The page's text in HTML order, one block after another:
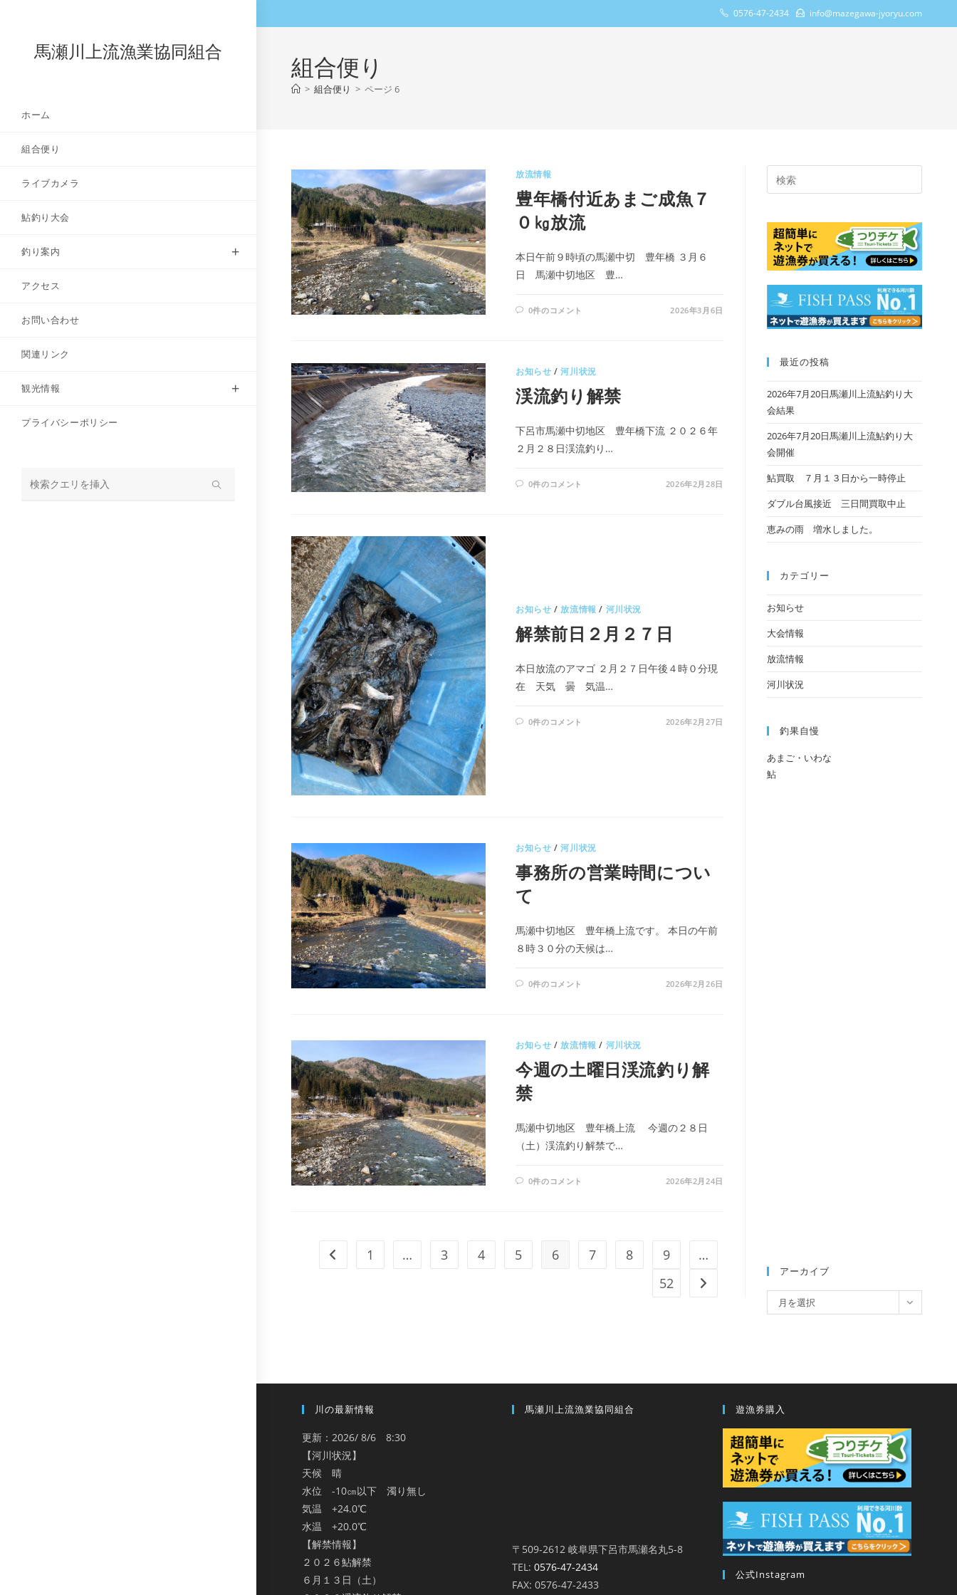
ン
0576-47-2434 info@mazegawa-jyoryu.com
馬瀬川上流漁業協同組合
ホーム
組合便り
ライブカメラ
鮎釣り大会
釣り案内
アクセス
お問い合わせ
関連リンク
観光情報
プライバシーポリシー
サ
組合便り
> 組合便り > ページ 6
放流情報
豊年橋付近あまご成魚７
０㎏放流
本日午前９時頃の馬瀬中切 豊年橋 ３月６
日 馬瀬中切地区 豊…
0件のコメント 2026年3月6日
お知らせ /河川状況
渓流釣り解禁
下呂市馬瀬中切地区 豊年橋下流 ２０２６年
２月２８日渓流釣り…
0件のコメント 2026年2月28日
お知らせ /放流情報 / 河川状況
解禁前日２月２７日
本日放流のアマゴ ２月２７日午後４時０分現
在 天気 曇 気温…
0件のコメント 2026年2月27日
お知らせ /河川状況
事務所の営業時間につい
て
馬瀬中切地区 豊年橋上流です。 本日の午前
８時３０分の天候は…
0件のコメント 2026年2月26日
お知らせ /放流情報 / 河川状況
今週の土曜日渓流釣り解
禁
馬瀬中切地区 豊年橋上流 今週の２８日
（土）渓流釣り解禁で…
0件のコメント 2026年2月24日
前のページヘ
1 … 3 4 5 6 7 8 9
…
52
次のページへ
Escape
close
最近の投稿
2026年7月20日馬瀬川上流鮎釣り大
会結果
2026年7月20日馬瀬川上流鮎釣り大
会開催
鮎買取 ７月１３日から一時停止
ダブル台風接近 三日間買取中止
恵みの雨 増水しました。
カテゴリー
お知らせ
大会情報
放流情報
河川状況
釣果自慢
あまご・いわな
鮎
アーカイブ
ー
月を選択
川の最新情報
更新：2026/ 8/6 8:30
【河川状況】
天候 晴
水位 -10㎝以下 濁り無し
気温 +24.0℃
水温 +20.0℃
【解禁情報】
２０２６鮎解禁
６月１３日（土）
馬瀬川上流漁業協同組合
〒509-2612 岐阜県下呂市馬瀬名丸5-8
TEL:0576-47-2434
FAX: 0576-47-2433
遊漁券購入
公式Instagram